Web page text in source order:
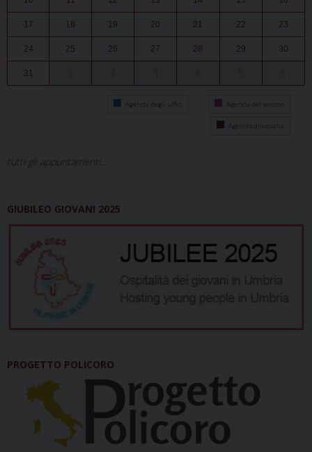
17 18 19 20 21 22 23
24 25 26 27 28 29 30
31
Agenda degli uffici Agenda del vescovo
Agenda diocesana
tutti gli appuntamenti...
GIUBILEO GIOVANI 2025
PROGETTO POLICORO